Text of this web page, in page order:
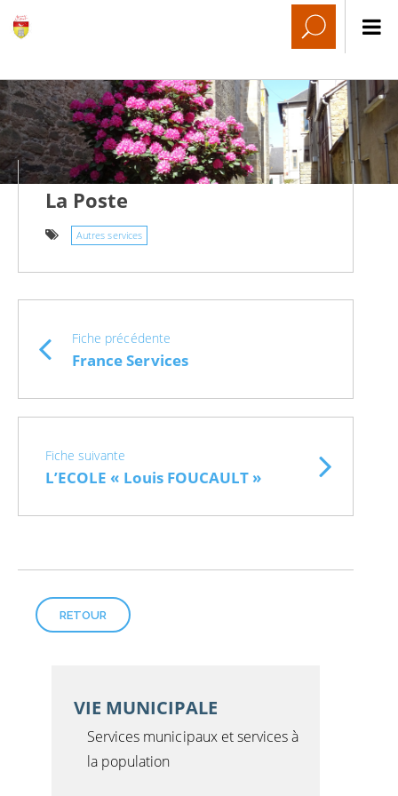
La Poste
Autres services
Fiche précédente
France Services
Fiche suivante
L’ECOLE « Louis FOUCAULT »
RETOUR
VIE MUNICIPALE
Services municipaux et services à
la population